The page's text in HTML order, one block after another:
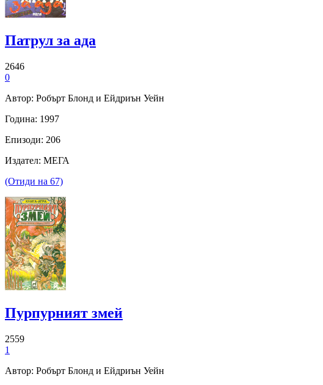
Патрул за ада
2646
0
Автор: Робърт Блонд и Ейдриън Уейн
Година: 1997
Епизоди: 206
Издател: МЕГА
(Отиди на 67)
Пурпурният змей
2559
1
Автор: Робърт Блонд и Ейдриън Уейн